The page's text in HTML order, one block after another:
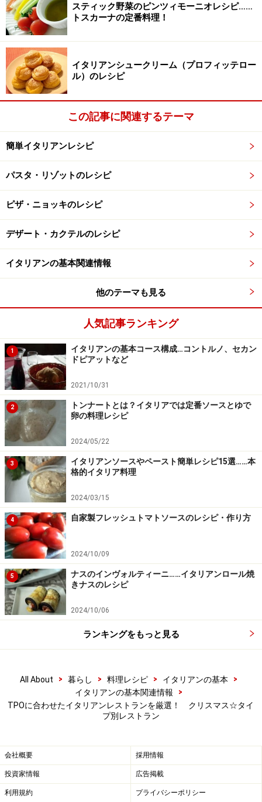
Amazonで人気レシピの書籍をチェック！
楽天市場で人気レシピの書籍をチェック！
スティック野菜のピンツィモーニオレシピ……
トスカーナの定番料理！
イタリアンシュークリーム（プロフィッテロー
ル）のレシピ
この記事に関連するテーマ
簡単イタリアンレシピ
パスタ・リゾットのレシピ
ピザ・ニョッキのレシピ
デザート・カクテルのレシピ
イタリアンの基本関連情報
他のテーマも見る
人気記事ランキング
1
イタリアンの基本コース構成…コントルノ、セカン
ドピアットなど
2021/10/31
2
トンナートとは？イタリアでは定番ソースとゆで
卵の料理レシピ
2024/05/22
3
イタリアンソースやペースト簡単レシピ15選……本
格的イタリア料理
2024/03/15
4 自家製フレッシュトマトソースのレシピ・作り方
2024/10/09
5
ナスのインヴォルティーニ……イタリアンロール焼
きナスのレシピ
2024/10/06
ランキングをもっと見る
All About > 暮らし > 料理レシピ > イタリアンの基本
>
イタリアンの基本関連情報
>
TPOに合わせたイタリアンレストランを厳選！ クリスマス☆タイ
プ別レストラン
会社概要 採用情報
投資家情報 広告掲載
利用規約 プライバシーポリシー